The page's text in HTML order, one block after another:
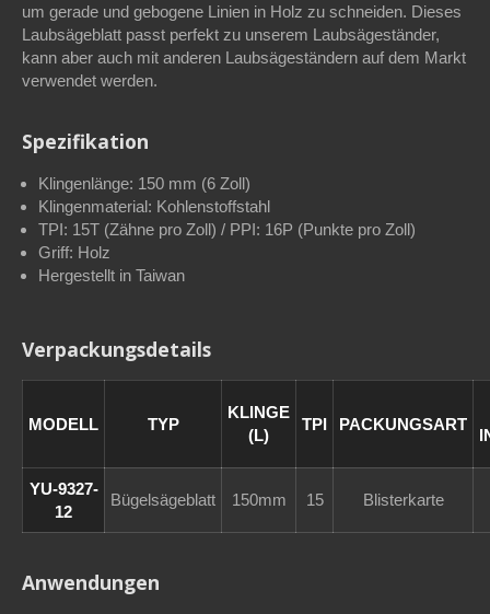
um gerade und gebogene Linien in Holz zu schneiden. Dieses
Laubsägeblatt passt perfekt zu unserem Laubsägeständer,
kann aber auch mit anderen Laubsägeständern auf dem Markt
verwendet werden.
Spezifikation
Klingenlänge: 150 mm (6 Zoll)
Klingenmaterial: Kohlenstoffstahl
TPI: 15T (Zähne pro Zoll) / PPI: 16P (Punkte pro Zoll)
Griff: Holz
Hergestellt in Taiwan
Verpackungsdetails
MODELL TYP
KLINGE
(L)
TPI PACKUNGSART
YU-9327-
12
Bügelsägeblatt 150mm 15 Blisterkarte
Anwendungen